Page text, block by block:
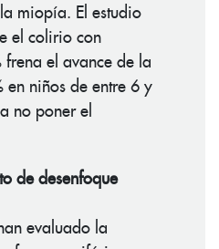
miopía. El estudio
el colirio con
el avance de la
en niños de entre 6 y
no poner el
de desenfoque
evaluado la